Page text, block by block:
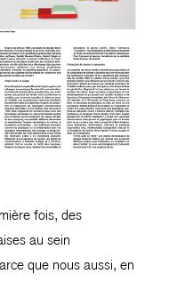
fois, des
au sein
que nous aussi, en